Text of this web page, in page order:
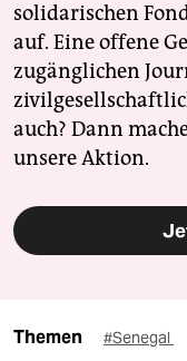
solidarischen
auf. Eine offene
zugänglichen
auch? Dann
unsere Aktion.
Themen #Senegal